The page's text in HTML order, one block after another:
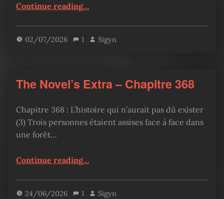
Continue reading…
02/07/2026 1 Sigyn
The Novel’s Extra – Chapitre 368
Chapitre 368 : L’histoire qui n’aurait pas dû exister
(3) Trois personnes étaient assises face à face dans
une forêt…
Continue reading“The Novel’s Extra – Chapitre 368”
…
24/06/2026 1 Sigyn